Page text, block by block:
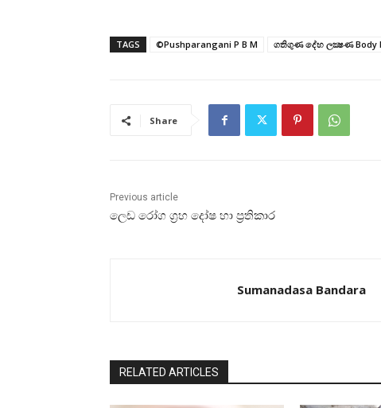
TAGS ©Pushparangani P B M ගතිගුණ දේහ ලක්‍ෂණ Body
Share
Previous article
ලෙඩ රෝග ග්‍රහ දෝෂ හා ප්‍රතිකාර
Sumanadasa Bandara
RELATED ARTICLES